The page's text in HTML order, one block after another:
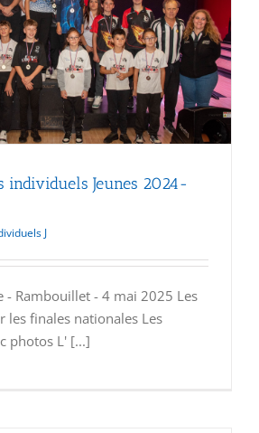
individuels Jeunes 2024-
J
- Rambouillet - 4 mai 2025 Les
les finales nationales Les
photos L' [...]